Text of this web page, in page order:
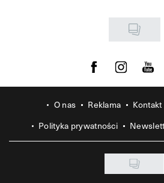
Visit us on Facebook
Visit us onVisit
O nas Reklama Kontakt
Polityka prywatności